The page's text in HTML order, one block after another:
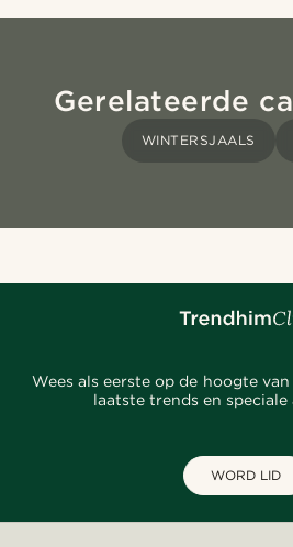
Gerelateerde
WINTERSJAALS
Wees als eerste op de hoogte
laatste trends en speciale
WORD LID